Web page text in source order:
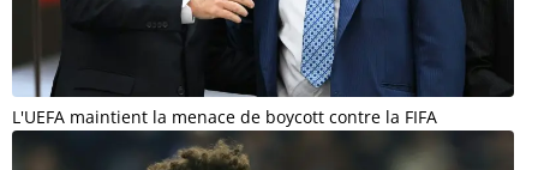
L'UEFA maintient la menace de boycott contre la FIFA